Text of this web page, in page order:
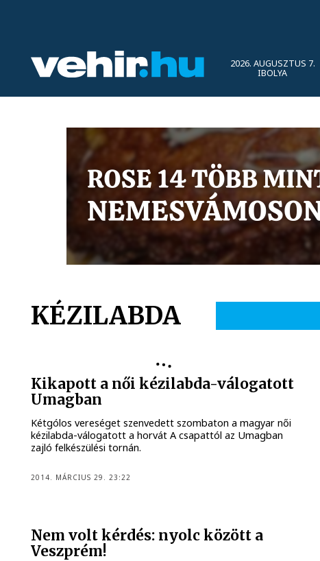
2026. AUGUSZTUS 7.
IBOLYA
KÉZILABDA
Kikapott a női kézilabda-válogatott
Umagban
Kétgólos vereséget szenvedett szombaton a magyar női
kézilabda-válogatott a horvát A csapattól az Umagban
zajló felkészülési tornán.
2014. MÁRCIUS 29. 23:22
Nem volt kérdés: nyolc között a
Veszprém!